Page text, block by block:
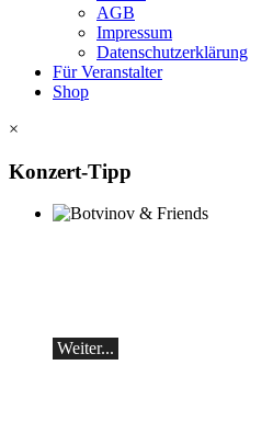
AGB
Impressum
Datenschutzerklärung
Für Veranstalter
Shop
×
Konzert-Tipp
Weiter...